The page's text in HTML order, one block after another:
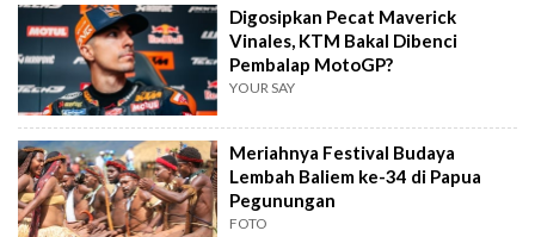
Digosipkan Pecat Maverick
Vinales, KTM Bakal Dibenci
Pembalap MotoGP?
YOUR SAY
Meriahnya Festival Budaya
Lembah Baliem ke-34 di Papua
Pegunungan
FOTO